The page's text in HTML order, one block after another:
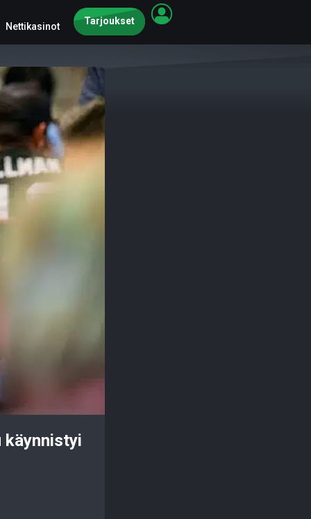
Nettikasinot Tarjoukset
käynnistyi